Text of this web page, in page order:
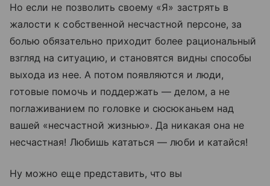
Но если не позволить своему «Я» застрять в
жалости к собственной несчастной персоне, за
болью обязательно приходит более рациональный
взгляд на ситуацию, и становятся видны способы
выхода из нее. А потом появляются и люди,
готовые помочь и поддержать — делом, а не
поглаживанием по головке и сюсюканьем над
вашей «несчастной жизнью». Да никакая она не
несчастная! Любишь кататься — люби и катайся!
Ну можно еще представить, что вы